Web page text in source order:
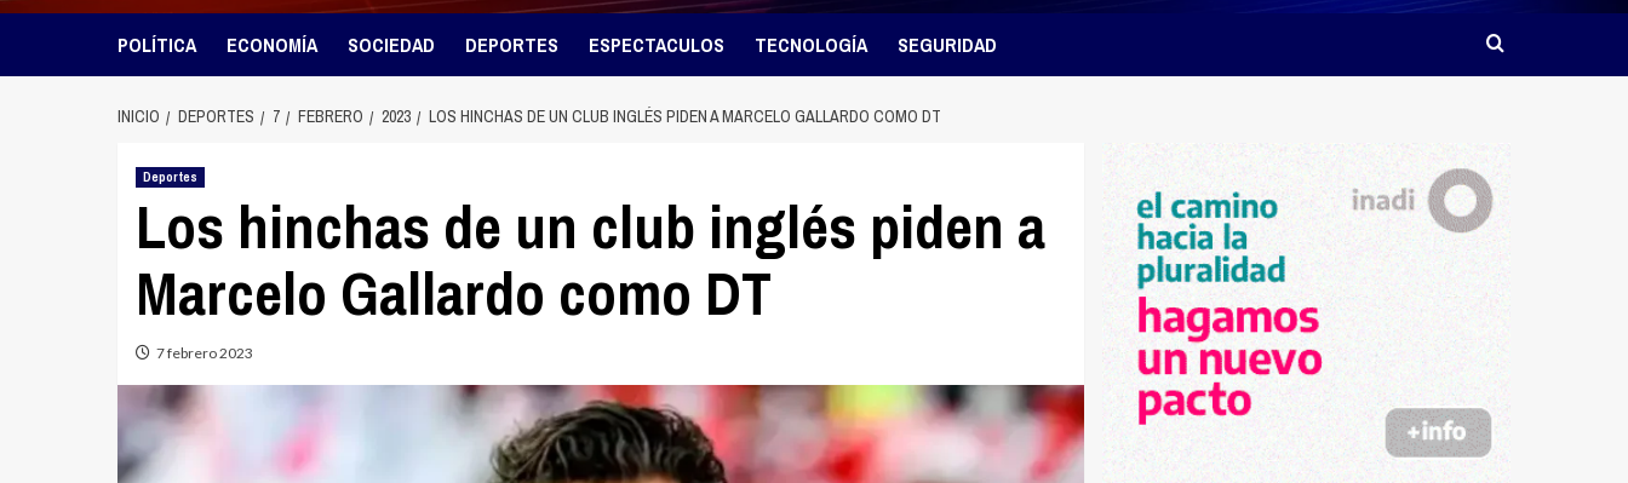
POLÍTICA ECONOMÍA SOCIEDAD DEPORTES ESPECTACULOS TECNOLOGÍA SEGURIDAD
INICIO DEPORTES 7 FEBRERO 2023 LOS HINCHAS DE UN CLUB INGLÉS PIDEN A MARCELO GALLARDO COMO DT
Deportes
Los hinchas de un club inglés piden a
Marcelo Gallardo como DT
7 febrero 2023